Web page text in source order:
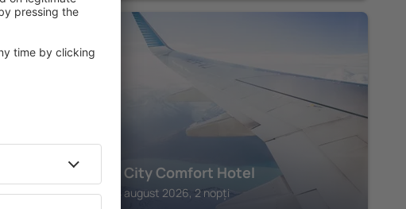
Preveza City Comfort Hotel
Preveza, 14 august 2026, 2 nopți